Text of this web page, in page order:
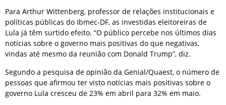
Para Arthur Wittenberg, professor de relações institucionais e
políticas públicas do Ibmec-DF, as investidas eleitoreiras de
Lula já têm surtido efeito. “O público percebe nos últimos dias
notícias sobre o governo mais positivas do que negativas,
vindas até mesmo da reunião com Donald Trump”, diz.
Segundo a pesquisa de opinião da Genial/Quaest, o número de
pessoas que afirmou ter visto notícias mais positivas sobre o
governo Lula cresceu de 23% em abril para 32% em maio.